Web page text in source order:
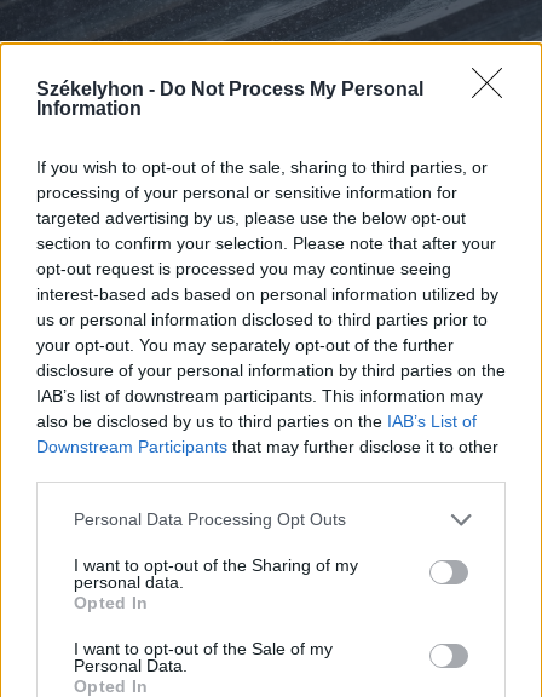
Székelyhon - Do Not Process My Personal
Information
If you wish to opt-out of the sale, sharing to third parties, or
processing of your personal or sensitive information for
targeted advertising by us, please use the below opt-out
section to confirm your selection. Please note that after your
opt-out request is processed you may continue seeing
interest-based ads based on personal information utilized by
us or personal information disclosed to third parties prior to
your opt-out. You may separately opt-out of the further
disclosure of your personal information by third parties on the
IAB’s list of downstream participants. This information may
also be disclosed by us to third parties on the IAB’s List of
Downstream Participants that may further disclose it to other
Personal Data Processing Opt Outs
I want to opt-out of the Sharing of my
personal data.
Opted In
I want to opt-out of the Sale of my
Personal Data.
Opted In
2026. augusztus 08., szombat
Viharos nap elé nézünk
Székelyföldön